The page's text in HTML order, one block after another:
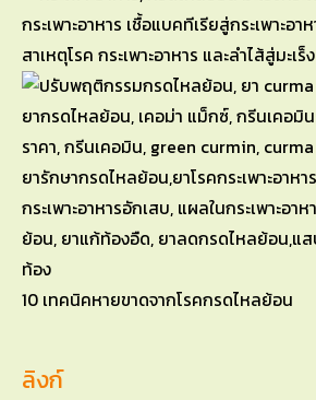
สาเหตุโรค กระเพาะอาหาร และลำไส้สู่มะเร็ง
10 เทคนิคหายขาดจากโรคกรดไหลย้อน
ลิงก์